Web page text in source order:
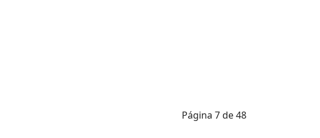
Página 7 de 48